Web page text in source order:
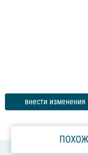
внести изменения